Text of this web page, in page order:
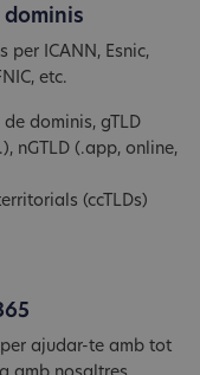
dominis
per ICANN, Esnic,
etc.
dominis, gTLD
nGTLD (.app, online,
(ccTLDs)
ajudar-te amb tot